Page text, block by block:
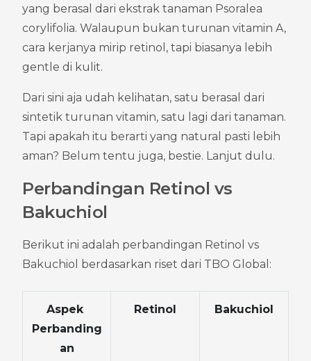
yang berasal dari ekstrak tanaman Psoralea
corylifolia. Walaupun bukan turunan vitamin A,
cara kerjanya mirip retinol, tapi biasanya lebih
gentle di kulit.
Dari sini aja udah kelihatan, satu berasal dari
sintetik turunan vitamin, satu lagi dari tanaman.
Tapi apakah itu berarti yang natural pasti lebih
aman? Belum tentu juga, bestie. Lanjut dulu.
Perbandingan Retinol vs
Bakuchiol
Berikut ini adalah perbandingan Retinol vs
Bakuchiol berdasarkan riset dari TBO Global:
Aspek
Perbanding
an
Retinol Bakuchiol